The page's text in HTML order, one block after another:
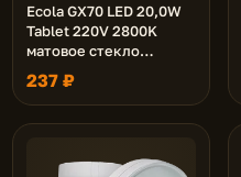
Ecola GX70 LED 20,0W
Tablet 220V 2800K
матовое стекло
(композит) 111х42
237 ₽